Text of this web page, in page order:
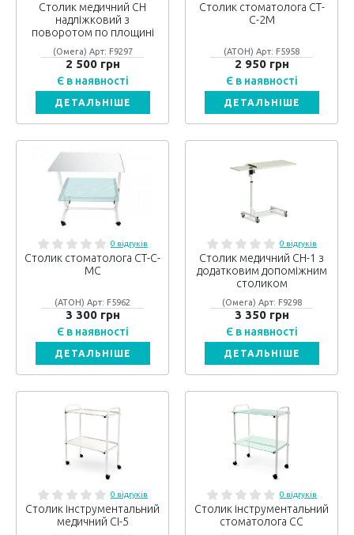
Столик медичний СН
надліжковий з
поворотом по площині
(Омега) Арт: F9297
2 500 грн
Є в наявності
ДЕТАЛЬНІШЕ
Столик стоматолога СТ-
С-2М
(АТОН) Арт: F5958
2 950 грн
Є в наявності
ДЕТАЛЬНІШЕ
0 відгуків
Столик стоматолога СТ-С-
МС
(АТОН) Арт: F5962
3 300 грн
Є в наявності
ДЕТАЛЬНІШЕ
0 відгуків
Столик медичний СН-1 з
додатковим допоміжним
столиком
(Омега) Арт: F9298
3 350 грн
Є в наявності
ДЕТАЛЬНІШЕ
0 відгуків
Столик інструментальний
медичний СІ-5
0 відгуків
Столик інструментальний
стоматолога СС